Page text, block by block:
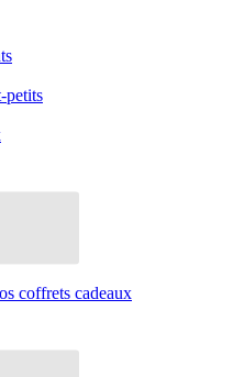
petits
coffrets cadeaux